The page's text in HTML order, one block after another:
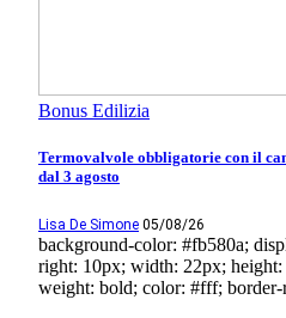
Bonus Edilizia
Termovalvole obbligatorie con il
dal 3 agosto
Lisa De Simone 05/08/26
background-color: #fb580a;
right: 10px; width: 22px;
weight: bold; color: #fff; border-